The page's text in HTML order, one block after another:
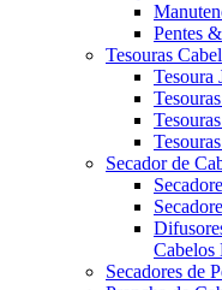
Pentes
Tesouras
Tesoura
Secador de
Cabelos
Secadores de